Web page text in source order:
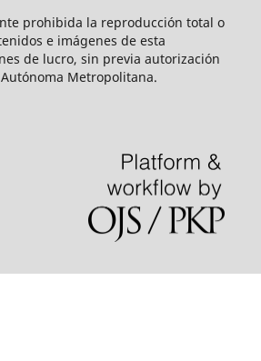
prohibida la reproducción total o
e imágenes de esta
de lucro, sin previa autorización
Metropolitana.